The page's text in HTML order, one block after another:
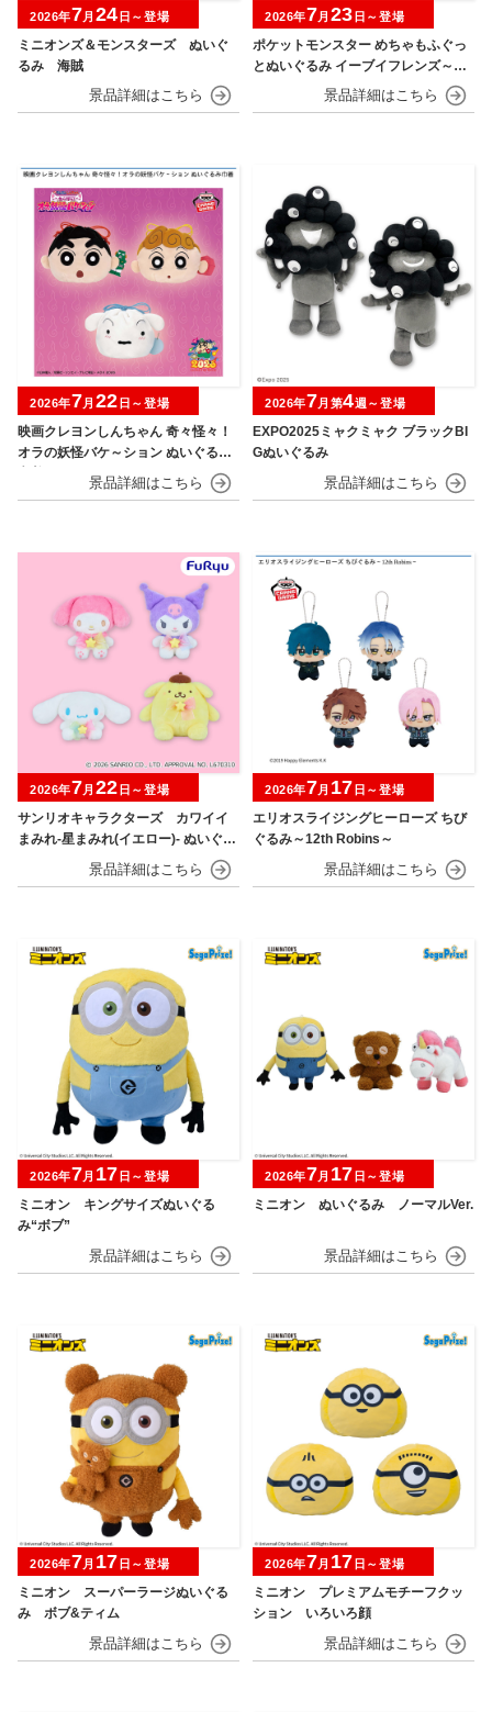
ミニオンズ＆モンスターズ ぬいぐ
るみ 海賊
2026年7月 24 日～登場
ポケットモンスター めちゃもふぐっ
とぬいぐるみ イーブイフレンズ～イ
ーブイ～おひるねver.
2026年7月 23 日～登場
映画クレヨンしんちゃん 奇々怪々！
オラの妖怪バケ～ション ぬいぐるみ
2026年7月 22 日～登場
EXPO2025ミャクミャク ブラックBI
Gぬいぐるみ
2026年7月第4週～登場
サンリオキャラクターズ カワイイ
まみれ-星まみれ(イエロー)- ぬいぐる
2026年7月 22 日～登場
エリオスライジングヒーローズ ちび
ぐるみ～12th Robins～
2026年7月 17 日～登場
ミニオン キングサイズぬいぐる
み“ボブ”
2026年7月 17 日～登場
ミニオン ぬいぐるみ ノーマルVer.
2026年7月 17 日～登場
ミニオン スーパーラージぬいぐる
み ボブ&ティム
2026年7月 17 日～登場
ミニオン プレミアムモチーフクッ
ション いろいろ顔
2026年7月 17 日～登場